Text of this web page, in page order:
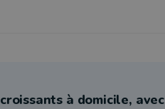
à domicile, avec